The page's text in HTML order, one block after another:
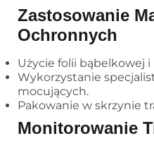
Zastosowanie
Ochronnych
Użycie folii bąbelkowej
Wykorzystanie
mocujących.
Pakowanie w skrzynie
Monitorowanie